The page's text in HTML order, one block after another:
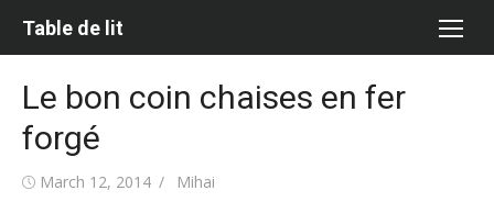
Table de lit
Le bon coin chaises en fer
forgé
Posted
March 12, 2014 Author
Mihai